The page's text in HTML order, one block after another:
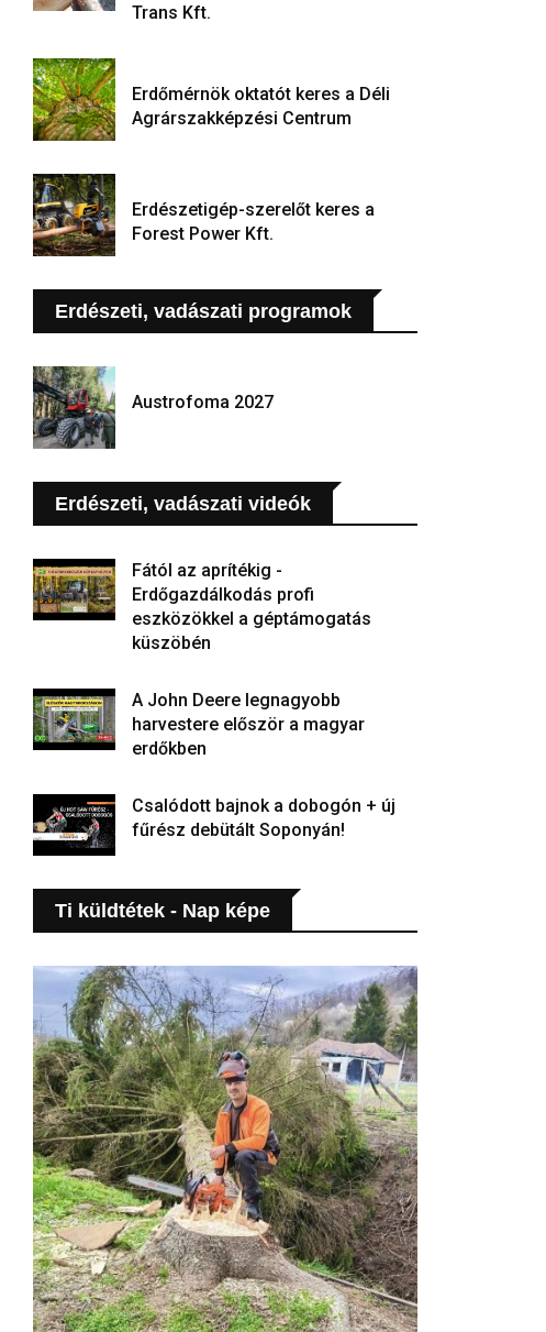
Trans Kft.
Erdőmérnök oktatót keres a Déli
Agrárszakképzési Centrum
Erdészetigép-szerelőt keres a
Forest Power Kft.
Erdészeti, vadászati programok
Austrofoma 2027
Erdészeti, vadászati videók
Fától az aprítékig -
Erdőgazdálkodás profi
eszközökkel a géptámogatás
küszöbén
A John Deere legnagyobb
harvestere először a magyar
erdőkben
Csalódott bajnok a dobogón + új
fűrész debütált Soponyán!
Ti küldtétek - Nap képe